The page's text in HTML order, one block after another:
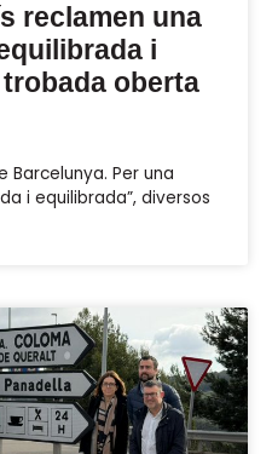
reclamen una
i
oberta
Barcelunya. Per una
i equilibrada”, diversos